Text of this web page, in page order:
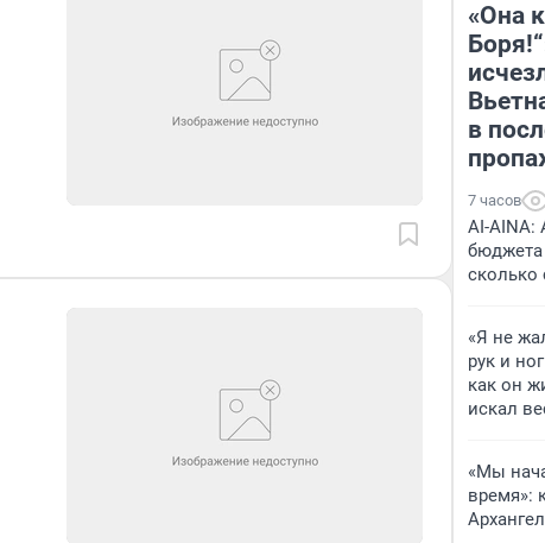
«Она
в
7 часов
AI-AINA:
бюджета
сколько
«Я не
рук и
как он
искал
«Мы
время»: